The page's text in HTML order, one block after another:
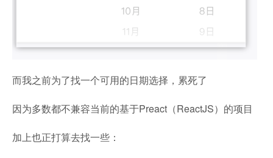
而我之前为了找一个可用的日期选择，累死了
因为多数都不兼容当前的基于Preact（ReactJS）的项目
加上也正打算去找一些：